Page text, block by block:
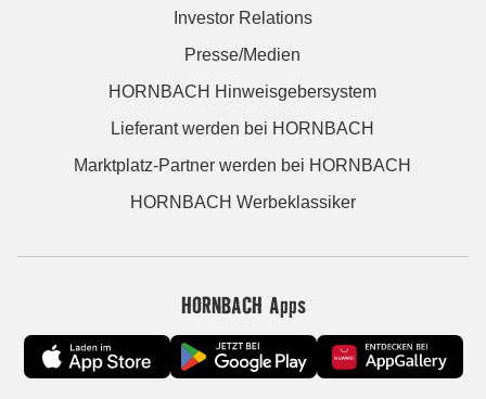
Investor Relations
Presse/Medien
HORNBACH Hinweisgebersystem
Lieferant werden bei HORNBACH
Marktplatz-Partner werden bei HORNBACH
HORNBACH Werbeklassiker
HORNBACH Apps